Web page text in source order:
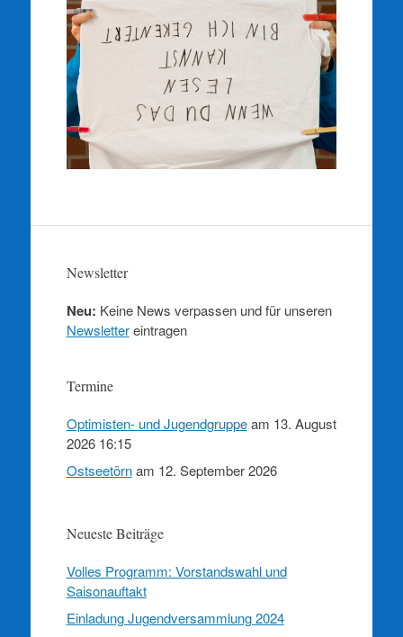
Newsletter
Neu: Keine News verpassen und für unseren
Newslettereintragen
Termine
Optimisten- und Jugendgruppeam 13. August
2026 16:15
Ostseetörnam 12. September 2026
Neueste Beiträge
Volles Programm: Vorstandswahl und
Saisonauftakt
Einladung Jugendversammlung 2024